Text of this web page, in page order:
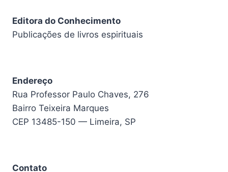
Editora do Conhecimento
Publicações de livros espirituais
Endereço
Rua Professor Paulo Chaves, 276
Bairro Teixeira Marques
CEP 13485-150 — Limeira, SP
Contato